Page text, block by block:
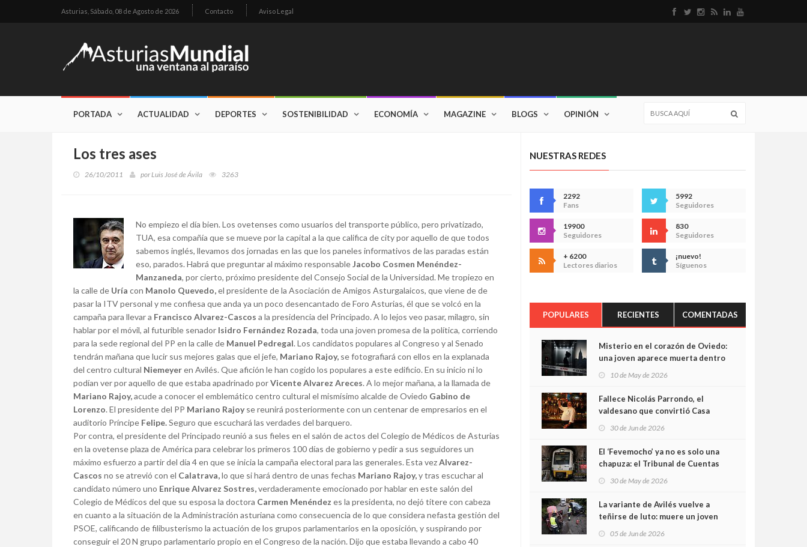
Asturias, Sábado, 08 de Agosto de 2026 Contacto Aviso Legal
PORTADA ACTUALIDAD DEPORTES SOSTENIBILIDAD ECONOMÍA MAGAZINE BLOGS OPINIÓN
Los tres ases
26/10/2011 porLuis José de Ávila 3263
No empiezo el día bien. Los ovetenses como usuarios del transporte público, pero privatizado,
TUA, esa compañía que se mueve por la capital a la que califica de city por aquello de que todos
sabemos inglés, llevamos dos jornadas en las que los paneles informativos de las paradas están
eso, parados. Habrá que preguntar al máximo responsableJacobo Cosmen Menéndez-
Manzaneda, por cierto, próximo presidente del Consejo Social de la Universidad. Me tropiezo en
la calle de Uría con Manolo Quevedo,el presidente de la Asociación de Amigos Asturgalaicos, que viene de de
pasar la ITV personal y me confiesa que anda ya un poco desencantado de Foro Asturias, él que se volcó en la
campaña para llevar a Francisco Alvarez-Cascos a la presidencia del Principado. A lo lejos veo pasar, milagro, sin
hablar por el móvil, al futurible senador Isidro Fernández Rozada, toda una joven promesa de la política, corriendo
para la sede regional del PP en la calle de Manuel Pedregal. Los candidatos populares al Congreso y al Senado
tendrán mañana que lucir sus mejores galas que el jefe, Mariano Rajoy, se fotografiará con ellos en la explanada
del centro cultural Niemeyeren Avilés. Que afición le han cogido los populares a este edificio. En su inicio ni lo
podían ver por aquello de que estaba apadrinado porVicente Alvarez Areces. A lo mejor mañana, a la llamada de
Mariano Rajoy,acude a conocer el emblemático centro cultural el mismísimo alcalde de Oviedo Gabino de
Lorenzo. El presidente del PP Mariano Rajoyse reunirá posteriormente con un centenar de empresarios en el
auditorio Príncipe Felipe.Seguro que escuchará las verdades del barquero.
Por contra, el presidente del Principado reunió a sus fieles en el salón de actos del Colegio de Médicos de Asturias
en la ovetense plaza de América para celebrar los primeros 100 días de gobierno y pedir a sus seguidores un
máximo esfuerzo a partir del día 4 en que se inicia la campaña electoral para las generales. Esta vezAlvarez-
Cascos no se atrevió con el Calatrava,lo que si hará dentro de unas fechas Mariano Rajoy,y tras escuchar al
candidato número uno Enrique Alvarez Sostres,verdaderamente emocionado por hablar en este salón del
Colegio de Médicos del que su esposa la doctora Carmen Menéndez es la presidenta, no dejó títere con cabeza
en cuanto a la situación de la Administración asturiana como consecuencia de lo que considera nefasta gestión del
PSOE, calificando de filibusterismo la actuación de los grupos parlamentarios en la oposición, y suspirando por
conseguir el 20 N grupo parlamentario propio en el Congreso de la nación. Dijo que estaba llevando a cabo 40
NUESTRAS REDES
2292
Fans
5992
Seguidores
19900
Seguidores
830
Seguidores
+ 6200
Lectores diarios
¡nuevo!
Síguenos
POPULARES RECIENTES COMENTADAS
Misterio en el corazón de Oviedo:
una joven aparece muerta dentro
cámaras captan sus últimos
minutos
10 de May de 2026
Fallece Nicolás Parrondo, el
valdesano que convirtió Casa
30 de Jun de 2026
El ‘Fevemocho’ ya no es solo una
chapuza: el Tribunal de Cuentas
sobrecoste de los trenes que no
cabían por los túneles
30 de May de 2026
La variante de Avilés vuelve a
teñirse de luto: muere un joven
05 de Jun de 2026